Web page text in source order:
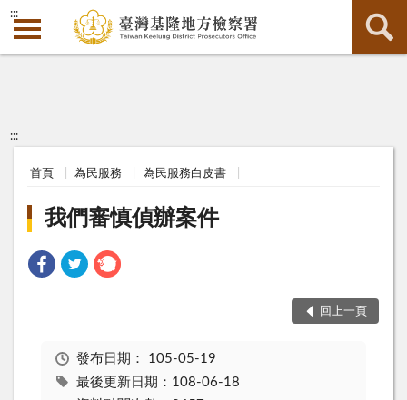
:::
:::
首頁 為民服務 為民服務白皮書
我們審慎偵辦案件
回上一頁
發布日期： 105-05-19
最後更新日期：108-06-18